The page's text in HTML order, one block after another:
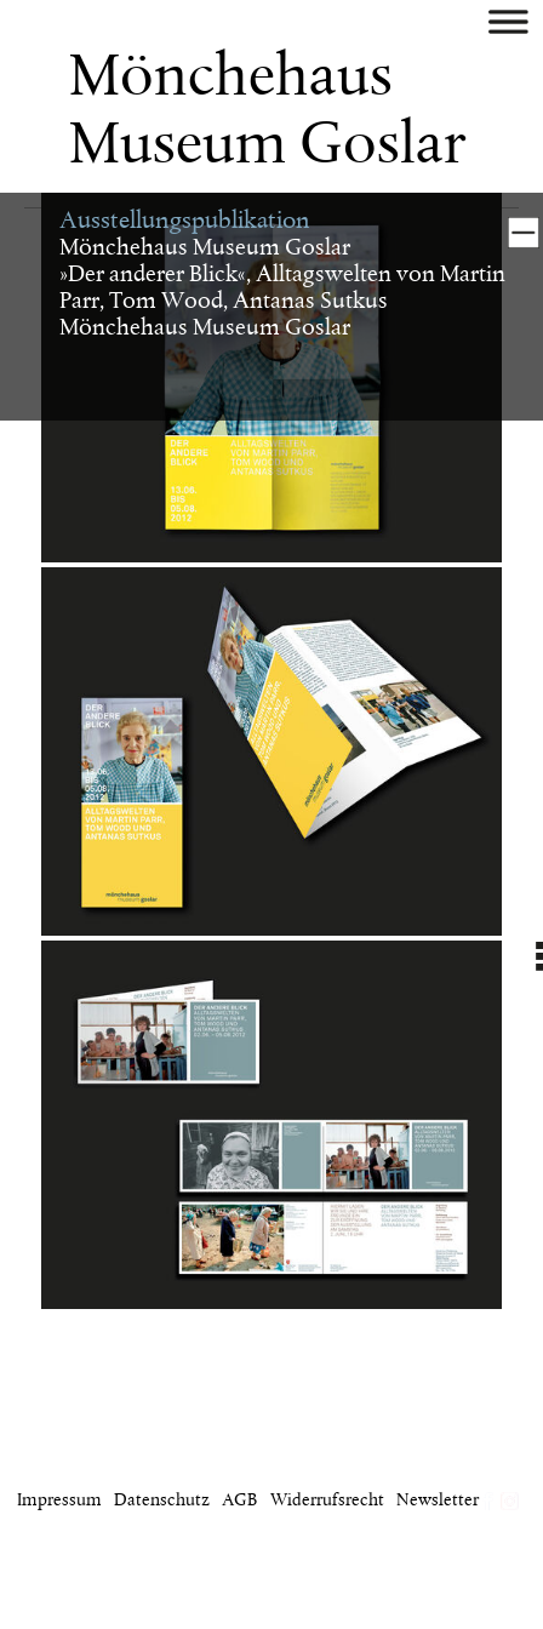
künstler
museum/galerie
verlag
buch
digital
identity
plakat
kontakt
home
Mönchehaus
Museum Goslar
Ausstellungspublikation
Mönchehaus Museum Goslar
»Der anderer Blick«, Alltagswelten von Martin
Parr, Tom Wood, Antanas Sutkus
Mönchehaus Museum Goslar
Impressum Datenschutz AGB Widerrufsrecht Newsletter